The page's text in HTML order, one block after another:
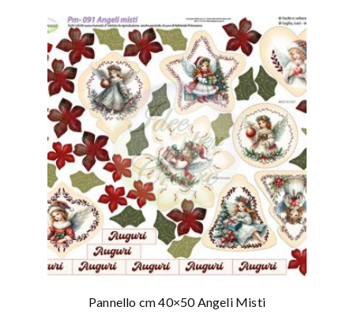
Pannello cm 40×50 Angeli Misti